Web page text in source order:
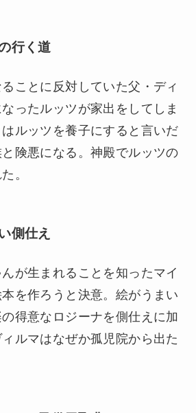
行く道
ことに反対していた父・ディ
ったルッツが家出をしてしま
ルッツを養子にすると言いだ
険悪になる。神殿でルッツの
。
側仕え
が生まれることを知ったマイ
を作ろうと決意。絵がうまい
得意なロジーナを側仕えに加
ルマはなぜか孤児院から出た